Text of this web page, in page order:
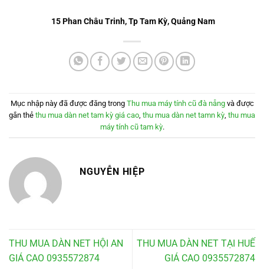
15 Phan Châu Trinh, Tp Tam Kỳ, Quảng Nam
Mục nhập này đã được đăng trong Thu mua máy tính cũ đà nẵngvà được
gắn thẻ thu mua dàn net tam kỳ giá cao thu mua dàn net tamn kỳ thu mua
máy tính cũ tam kỳ.
NGUYỄN HIỆP
THU MUA DÀN NET HỘI AN
GIÁ CAO 0935572874
THU MUA DÀN NET TẠI HUẾ
GIÁ CAO 0935572874